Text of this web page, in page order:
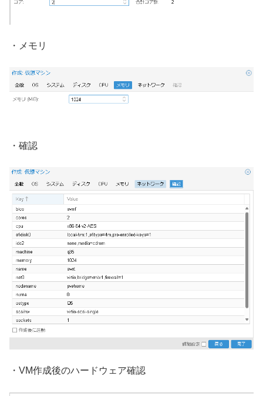
・メモリ
・確認
・VM作成後のハードウェア確認